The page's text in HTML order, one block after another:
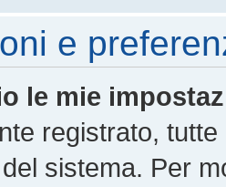
e
le mie
registrato,
sistema. Per